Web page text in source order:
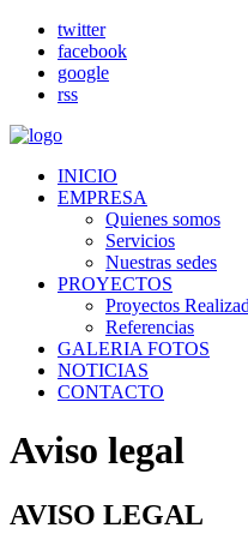
twitter
facebook
google
rss
INICIO
EMPRESA
Quienes somos
Servicios
Nuestras sedes
PROYECTOS
Proyectos
Referencias
GALERIA FOTOS
NOTICIAS
CONTACTO
Aviso legal
AVISO LEGAL